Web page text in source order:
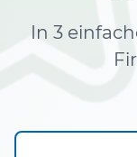
In 3